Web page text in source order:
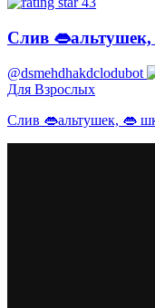
Слив
@dsmehdhakdclodubot
Для Взрослых
Слив 👄альтушек, 👄